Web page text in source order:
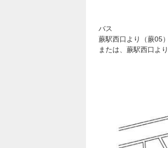
バス
蕨駅西口より（蕨05
または、蕨駅西口よ